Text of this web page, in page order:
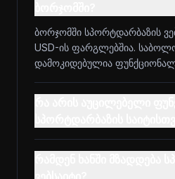
ბორჯომში სპორტდარბაზის
USD-ის ფარგლებშია.
დამოკიდებულია